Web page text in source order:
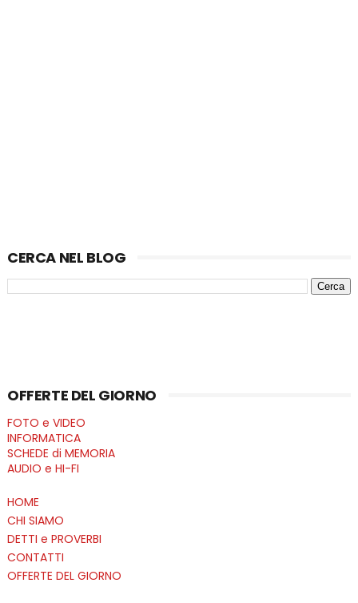
CERCA NEL BLOG
OFFERTE DEL GIORNO
FOTO e VIDEO
INFORMATICA
SCHEDE di MEMORIA
AUDIO e HI-FI
HOME
CHI SIAMO
DETTI e PROVERBI
CONTATTI
OFFERTE DEL GIORNO